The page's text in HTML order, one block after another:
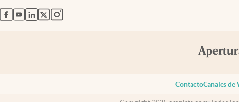
abre en nueva pestaña
abre en nueva pestaña
abre en nueva pestaña
abre en nueva pestaña
abre en nueva pestaña
ContactoCanales de